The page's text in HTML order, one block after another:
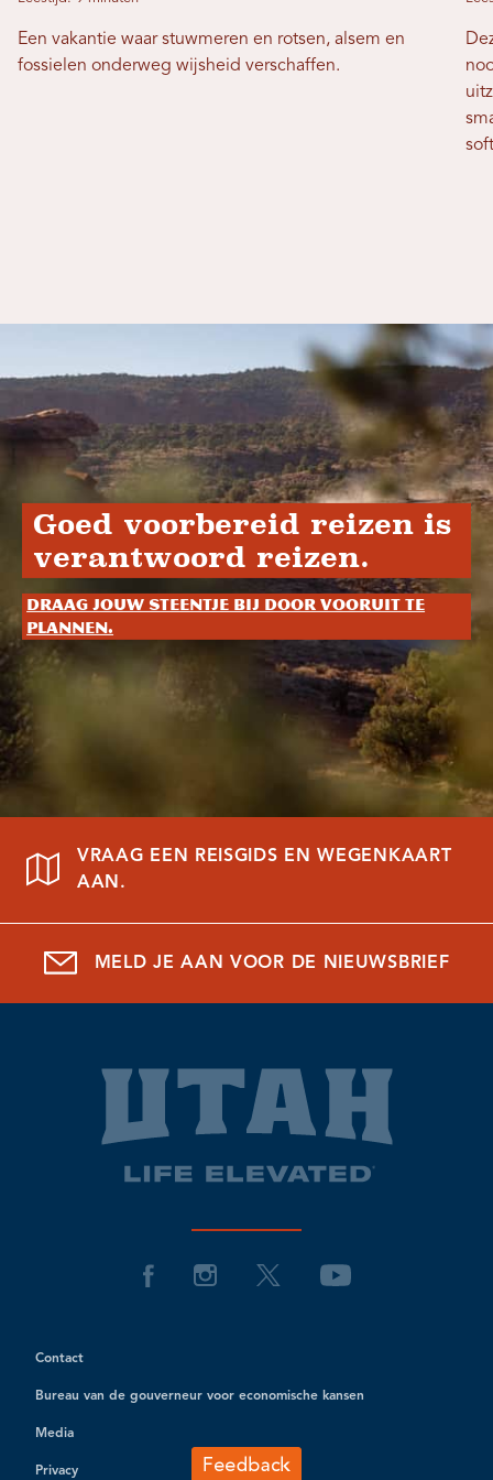
Een vakantie waar stuwmeren en rotsen, alsem en
fossielen onderweg wijsheid verschaffen.
Goed voorbereid reizen is
verantwoord reizen.
Draag jouw steentje bij door vooruit te
plannen.
VRAAG EEN REISGIDS EN WEGENKAART
AAN.
MELD JE AAN VOOR DE NIEUWSBRIEF
Contact
Bureau van de gouverneur voor economische kansen
Media
Privacy